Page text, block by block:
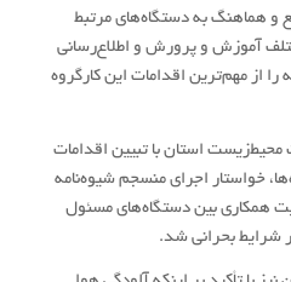
و هماهنگ به دستگاه‌های مرتبط
آموزش و پرورش و اطلاع‌رسانی
از مهم‌ترین اقدامات این کارگروه
استان با تبیین اقدامات
خواستار اجرای منسجم شیوه‌نامه
همکاری بین دستگاه‌های مسئول
شرایط بحرانی شد.